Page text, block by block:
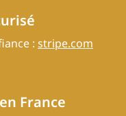
: stripe.com
France